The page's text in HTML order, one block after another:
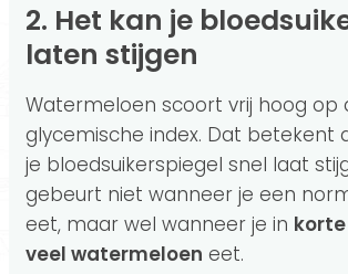
2. Het kan je bloedsuikerspiegel
laten stijgen
Watermeloen scoort vrij hoog op
glycemische index. Dat betekent
je bloedsuikerspiegel snel laat
gebeurt niet wanneer je een
eet, maar wel wanneer je in
veel watermeloen eet.